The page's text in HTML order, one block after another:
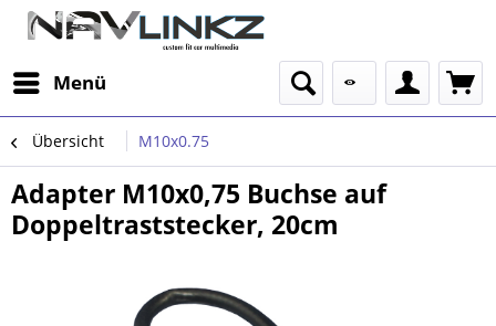
Menü
Übersicht M10x0.75
Adapter M10x0,75 Buchse auf
Doppeltraststecker, 20cm